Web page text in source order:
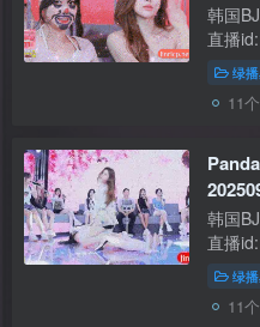
韩国
直播
绿播
高，
桃酱
绿
11
韩国
直播
绿播
高，
桃酱
绿
11